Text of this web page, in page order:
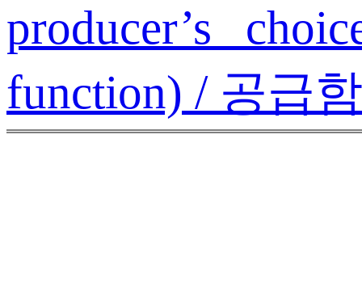
producer’s
function) / 공급